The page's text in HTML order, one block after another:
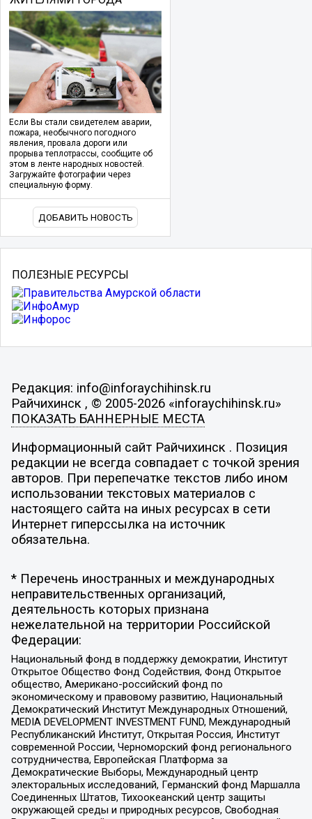
Если Вы стали свидетелем аварии,
пожара, необычного погодного
явления, провала дороги или
прорыва теплотрассы, сообщите об
этом в ленте народных новостей.
Загружайте фотографии через
специальную форму.
ДОБАВИТЬ НОВОСТЬ
ПОЛЕЗНЫЕ РЕСУРСЫ
Редакция: info@inforaychihinsk.ru
Райчихинск , © 2005-2026 «inforaychihinsk.ru»
ПОКАЗАТЬ БАННЕРНЫЕ МЕСТА
Информационный сайт Райчихинск . Позиция
редакции не всегда совпадает с точкой зрения
авторов. При перепечатке текстов либо ином
использовании текстовых материалов с
настоящего сайта на иных ресурсах в сети
Интернет гиперссылка на источник
обязательна.
* Перечень иностранных и международных
неправительственных организаций,
деятельность которых признана
нежелательной на территории Российской
Федерации:
Национальный фонд в поддержку демократии, Институт
Открытое Общество Фонд Содействия, Фонд Открытое
общество, Американо-российский фонд по
экономическому и правовому развитию, Национальный
Демократический Институт Международных Отношений,
MEDIA DEVELOPMENT INVESTMENT FUND, Международный
Республиканский Институт, Открытая Россия, Институт
современной России, Черноморский фонд регионального
сотрудничества, Европейская Платформа за
Демократические Выборы, Международный центр
электоральных исследований, Германский фонд Маршалла
Соединенных Штатов, Тихоокеанский центр защиты
окружающей среды и природных ресурсов, Свободная